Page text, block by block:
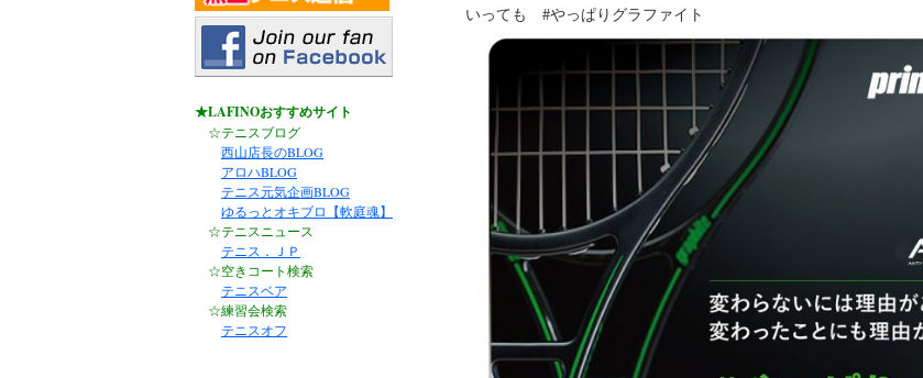
いっても #やっぱりグラファイト
★LAFINOおすすめサイト
☆テニスブログ
西山店長のBLOG
アロハBLOG
テニス元気企画BLOG
ゆるっとオキブロ【軟庭魂】
☆テニスニュース
テニス．ＪＰ
☆空きコート検索
テニスベア
☆練習会検索
テニスオフ